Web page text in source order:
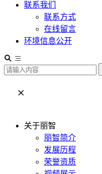
联系我们
联系方式
在线留言
环境信息公开
关于丽智
丽智简介
发展历程
荣誉资质